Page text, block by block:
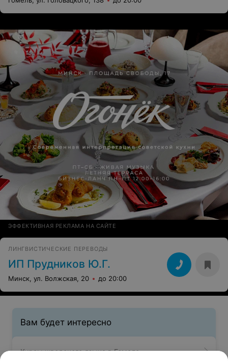
ЭФФЕКТИВНАЯ РЕКЛАМА НА САЙТЕ
ЛИНГВИСТИЧЕСКИЕ ПЕРЕВОДЫ
ИП Прудников Ю.Г.
Минск, ул. Волжская, 20 до 20:00
Вам будет интересно
Курсы шведского языка в Гомеле